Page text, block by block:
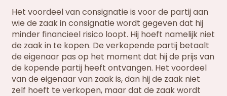
Het voordeel van consignatie is voor de partij aan
wie de zaak in consignatie wordt gegeven dat hij
minder financieel risico loopt. Hij hoeft namelijk niet
de zaak in te kopen. De verkopende partij betaalt
de eigenaar pas op het moment dat hij de prijs van
de kopende partij heeft ontvangen. Het voordeel
van de eigenaar van zaak is, dan hij de zaak niet
zelf hoeft te verkopen, maar dat de zaak wordt